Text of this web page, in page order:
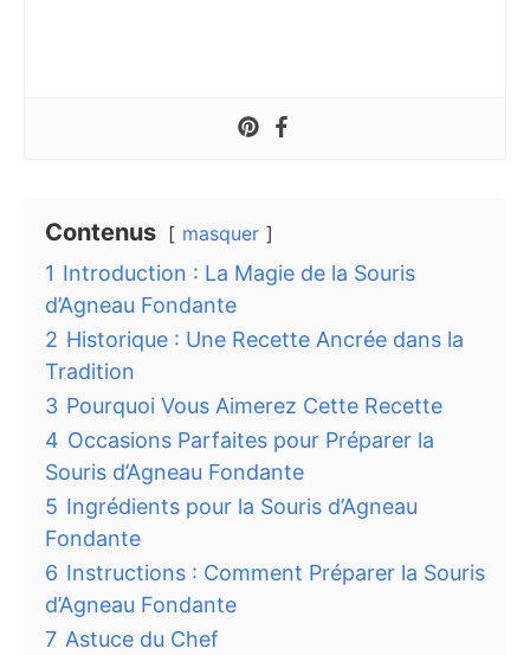
Contenus masquer
1 Introduction : La Magie de la Souris
d’Agneau Fondante
2 Historique : Une Recette Ancrée dans la
Tradition
3 Pourquoi Vous Aimerez Cette Recette
4 Occasions Parfaites pour Préparer la
Souris d’Agneau Fondante
5 Ingrédients pour la Souris d’Agneau
Fondante
6 Instructions : Comment Préparer la Souris
d’Agneau Fondante
7 Astuce du Chef